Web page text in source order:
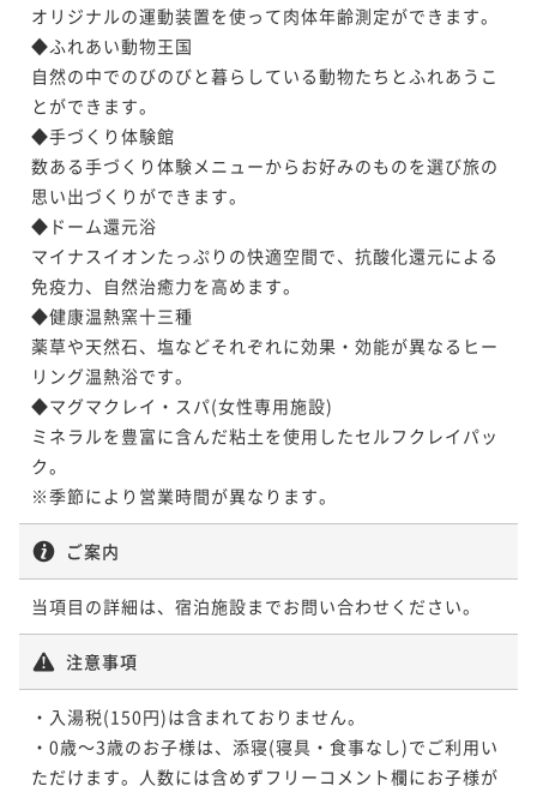
オリジナルの運動装置を使って肉体年齢測定ができます。
◆ふれあい動物王国
自然の中でのびのびと暮らしている動物たちとふれあうこ
とができます。
◆手づくり体験館
数ある手づくり体験メニューからお好みのものを選び旅の
思い出づくりができます。
◆ドーム還元浴
マイナスイオンたっぷりの快適空間で、抗酸化還元による
免疫力、自然治癒力を高めます。
◆健康温熱窯十三種
薬草や天然石、塩などそれぞれに効果・効能が異なるヒー
リング温熱浴です。
◆マグマクレイ・スパ(女性専用施設)
ミネラルを豊富に含んだ粘土を使用したセルフクレイパッ
ク。
※季節により営業時間が異なります。
ご案内
当項目の詳細は、宿泊施設までお問い合わせください。
注意事項
・入湯税(150円)は含まれておりません。
・0歳～3歳のお子様は、添寝(寝具・食事なし)でご利用い
ただけます。人数には含めずフリーコメント欄にお子様が